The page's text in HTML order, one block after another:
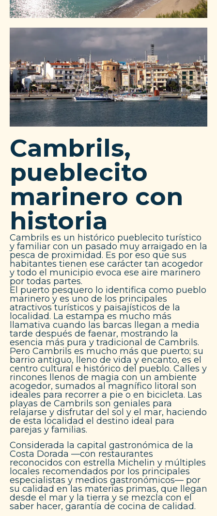
Cambrils,
pueblecito
marinero con
historia
Cambrils es un histórico pueblecito turístico
y familiar con un pasado muy arraigado en la
pesca de proximidad. Es por eso que sus
habitantes tienen ese carácter tan acogedor
y todo el municipio evoca ese aire marinero
por todas partes.
El puerto pesquero lo identifica como pueblo
marinero y es uno de los principales
atractivos turísticos y paisajísticos de la
localidad. La estampa es mucho más
llamativa cuando las barcas llegan a media
tarde después de faenar, mostrando la
esencia más pura y tradicional de Cambrils.
Pero Cambrils es mucho más que puerto; su
barrio antiguo, lleno de vida y encanto, es el
centro cultural e histórico del pueblo. Calles y
rincones llenos de magia con un ambiente
acogedor, sumados al magnífico litoral son
ideales para recorrer a pie o en bicicleta. Las
playas de Cambrils son geniales para
relajarse y disfrutar del sol y el mar, haciendo
de esta localidad el destino ideal para
parejas y familias.
Considerada la capital gastronómica de la
Costa Dorada —con restaurantes
reconocidos con estrella Michelin y múltiples
locales recomendados por los principales
especialistas y medios gastronómicos— por
su calidad en las materias primas, que llegan
desde el mar y la tierra y se mezcla con el
saber hacer, garantía de cocina de calidad.